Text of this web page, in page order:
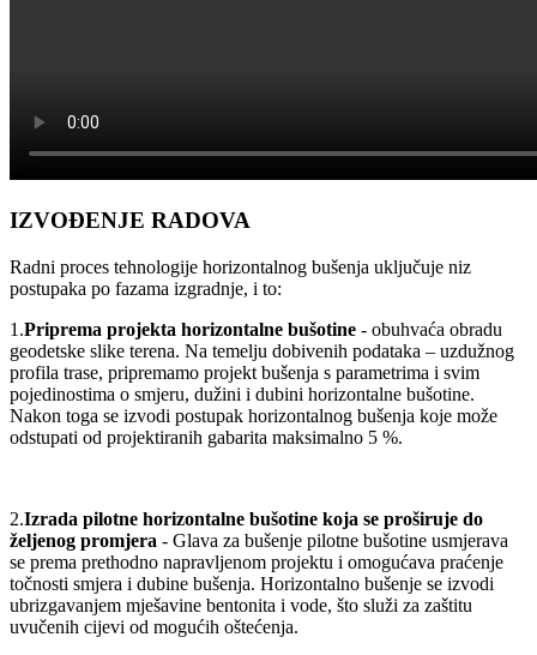
IZVOĐENJE RADOVA
Radni proces tehnologije horizontalnog bušenja uključuje niz
postupaka po fazama izgradnje, i to:
1.Priprema projekta horizontalne bušotine - obuhvaća obradu
geodetske slike terena. Na temelju dobivenih podataka – uzdužnog
profila trase, pripremamo projekt bušenja s parametrima i svim
pojedinostima o smjeru, dužini i dubini horizontalne bušotine.
Nakon toga se izvodi postupak horizontalnog bušenja koje može
odstupati od projektiranih gabarita maksimalno 5 %.
2.Izrada pilotne horizontalne bušotine koja se proširuje do
željenog promjera - Glava za bušenje pilotne bušotine usmjerava
se prema prethodno napravljenom projektu i omogućava praćenje
točnosti smjera i dubine bušenja. Horizontalno bušenje se izvodi
ubrizgavanjem mješavine bentonita i vode, što služi za zaštitu
uvučenih cijevi od mogućih oštećenja.